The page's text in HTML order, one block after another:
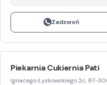
Zadzwoń
Piekarnia Cukiernia Pati
Ignacego Łyskowskiego 2c, 87-